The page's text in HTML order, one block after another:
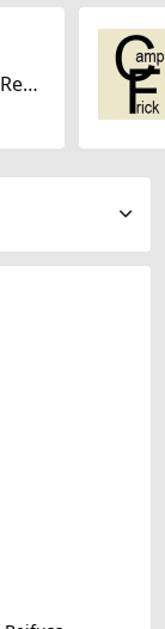
Asiatisch, Schweizerisch, Regional, Saisonal, Niederländisch / Holländisch